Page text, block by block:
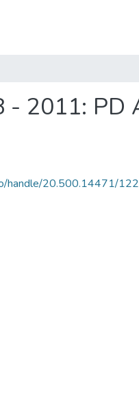
2011: PD
handle/20.500.14471/